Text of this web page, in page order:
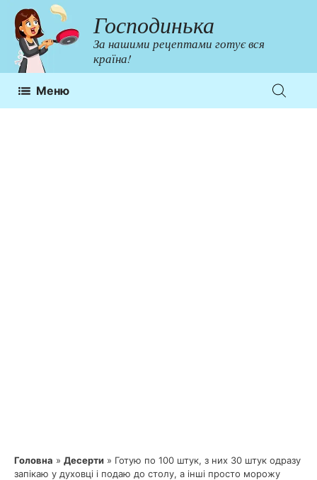
Перейти
до
контенту
Господинька
За нашими рецептами готує вся
країна!
Меню
Головна » Десерти » Готую по 100 штук, з них 30 штук одразу
запікаю у духовці і подаю до столу, а інші просто морожу